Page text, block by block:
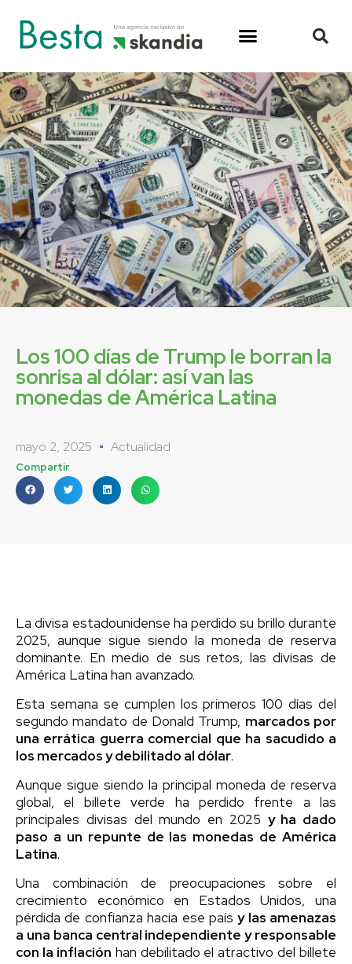
Los 100 días de Trump le borran la
sonrisa al dólar: así van las
monedas de América Latina
mayo 2, 2025 Actualidad
Compartir
La divisa estadounidense ha perdido su brillo durante
2025, aunque sigue siendo la moneda de reserva
dominante. En medio de sus retos, las divisas de
América Latina han avanzado.
Esta semana se cumplen los primeros 100 días del
segundo mandato de Donald Trump, marcados por
una errática guerra comercial que ha sacudido a
los mercados y debilitado al dólar.
Aunque sigue siendo la principal moneda de reserva
global, el billete verde ha perdido frente a las
principales divisas del mundo en 2025 y ha dado
paso a un repunte de las monedas de América
Latina.
Una combinación de preocupaciones sobre el
crecimiento económico en Estados Unidos, una
pérdida de confianza hacia ese paísy las amenazas
a una banca central independiente y responsable
con la inflación han debilitado el atractivo del billete